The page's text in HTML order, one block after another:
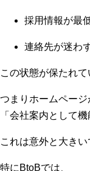
採用情報が最
連絡先が迷わ
この状態が保たれて
つまりホームページ
「会社案内として機
これは意外と大きい
特にBtoBでは、